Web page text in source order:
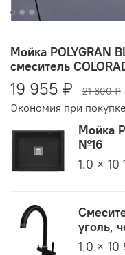
Мойка POLYGRAN
смеситель
19 955 ₽ 21 600 ₽
Экономия при
Мойка
№16
1.0 × 10
уголь,
1.0 ×